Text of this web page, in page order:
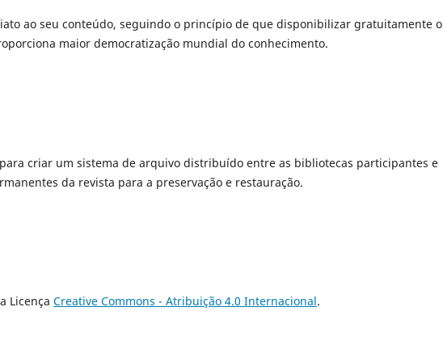
ao seu conteúdo, seguindo o princípio de que disponibilizar gratuitamente o
maior democratização mundial do conhecimento.
para criar um sistema de arquivo distribuído entre as bibliotecas participantes e
da revista para a preservação e restauração.
Licença Creative Commons - Atribuição 4.0 Internacional.